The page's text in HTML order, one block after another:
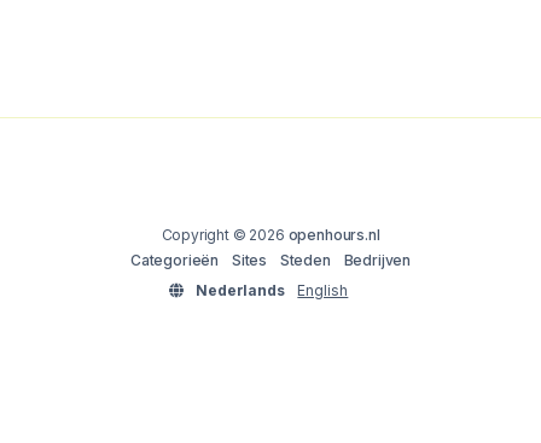
Copyright © 2026 openhours.nl
Categorieën
Sites Steden
Bedrijven
Nederlands
English